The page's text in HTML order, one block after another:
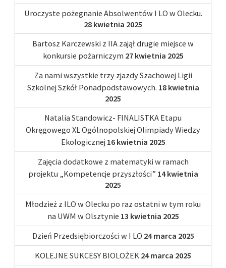
Uroczyste pożegnanie Absolwentów I LO w Olecku.
28 kwietnia 2025
Bartosz Karczewski z IIA zajął drugie miejsce w
konkursie pożarniczym 27 kwietnia 2025
Za nami wszystkie trzy zjazdy Szachowej Ligii
Szkolnej Szkół Ponadpodstawowych. 18 kwietnia
2025
Natalia Standowicz- FINALISTKA Etapu
Okręgowego XL Ogólnopolskiej Olimpiady Wiedzy
Ekologicznej 16 kwietnia 2025
Zajęcia dodatkowe z matematyki w ramach
projektu „Kompetencje przyszłości” 14 kwietnia
2025
Młodzież z ILO w Olecku po raz ostatni w tym roku
na UWM w Olsztynie 13 kwietnia 2025
Dzień Przedsiębiorczości w I LO 24 marca 2025
KOLEJNE SUKCESY BIOLOŻEK 24 marca 2025